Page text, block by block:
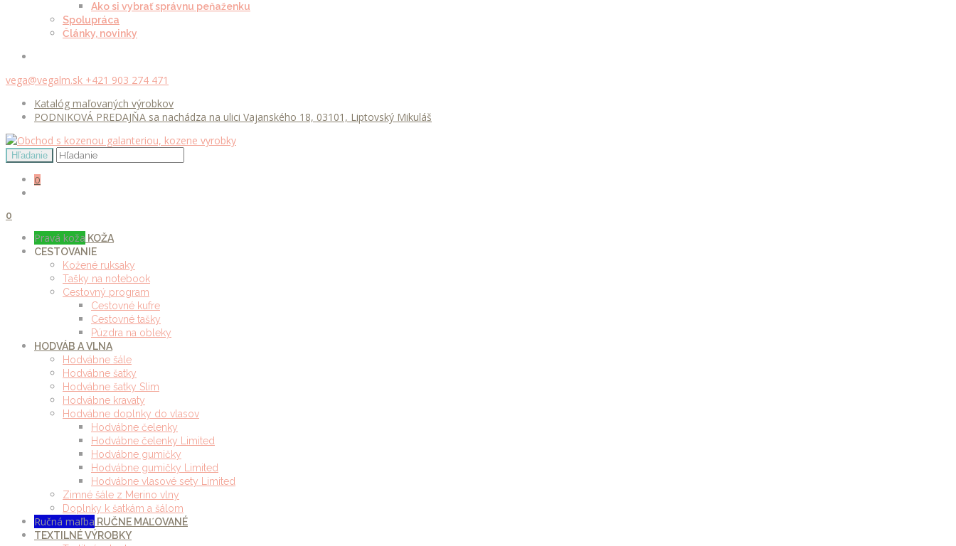
Ako si vybrať správnu peňaženku
Spolupráca
Články, novinky
vega@vegalm.sk +421 903 274 471
Katalóg maľovaných výrobkov
PODNIKOVÁ PREDAJŇA sa nachádza na ulici Vajanského 18, 03101, Liptovský Mikuláš
0
0
Pravá koža KOŽA
CESTOVANIE
Kožené ruksaky
Tašky na notebook
Cestovný program
Cestovné kufre
Cestovné tašky
Púzdra na obleky
HODVÁB A VLNA
Hodvábne šále
Hodvábne šatky
Hodvábne šatky Slim
Hodvábne kravaty
Hodvábne doplnky do vlasov
Hodvábne čelenky
Hodvábne čelenky Limited
Hodvábne gumičky
Hodvábne gumičky Limited
Hodvábne vlasové sety Limited
Zimné šále z Merino vlny
Doplnky k šatkám a šálom
Ručná maľba RUČNE MAĽOVANÉ
TEXTILNÉ VÝROBKY